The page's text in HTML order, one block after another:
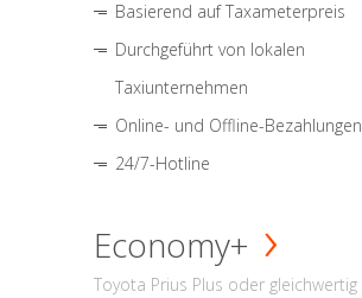
Basierend auf Taxameterpreis
Durchgeführt von lokalen
Taxiunternehmen
Online- und Offline-Bezahlungen
24/7-Hotline
Economy+
Toyota Prius Plus oder gleichwertig